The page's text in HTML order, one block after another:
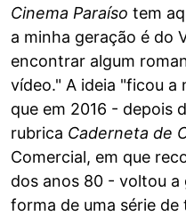
Cinema Paraíso tem
a minha geração é do
encontrar algum
vídeo." A ideia "ficou a
que em 2016 - depois
rubrica Caderneta de
Comercial, em que
dos anos 80 - voltou a
forma de uma série de